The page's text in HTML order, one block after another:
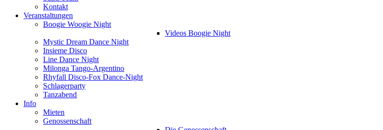
Kontakt
Veranstaltungen
Boogie Woogie Night
Videos Boogie Night
Mystic Dream Dance Night
Insieme Disco
Line Dance Night
Milonga Tango-Argentino
Rhyfall Disco-Fox Dance-Night
Schlagerparty
Tanzabend
Info
Mieten
Genossenschaft